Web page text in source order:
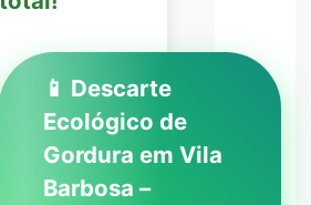
📱 Descarte
Ecológico de
Gordura em Vila
Barbosa –